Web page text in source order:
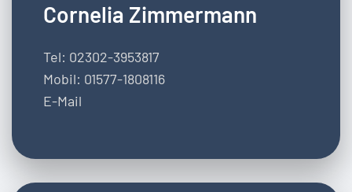
Cornelia Zimmermann
Tel: 02302-3953817
Mobil: 01577-1808116
E-Mail